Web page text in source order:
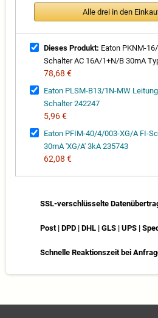
Alle drei in den
Dieses Produkt: Eaton PKNM-
Schalter AC 16A/1+N/B 30mA
78,68 €
Eaton PLSM-B13/1N-MW
Schalter 242247
5,96 €
Eaton PFIM-40/4/003-XG/A FI-
30mA 'XG/A' 3kA 235743
62,08 €
SSL-verschlüsselte
Post | DPD | DHL | GLS | UPS |
Schnelle Reaktionszeit bei